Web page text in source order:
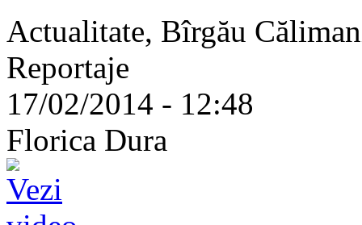
Actualitate, Bîrgău
Reportaje
17/02/2014 - 12:48
Florica Dura